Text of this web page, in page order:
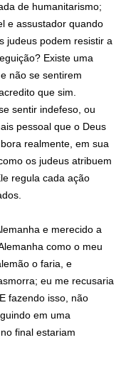
de humanitarismo;
e assustador quando
judeus podem resistir a
Existe uma
não se sentirem
que sim.
sentir indefeso, ou
pessoal que o Deus
realmente, em sua
os judeus atribuem
regula cada ação
e merecido a
como o meu
o faria, e
eu me recusaria
fazendo isso, não
em uma
final estariam